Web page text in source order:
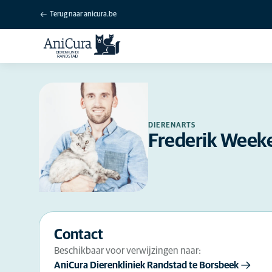
Terug naar anicura.be
DIERENARTS
Frederik
Contact
Beschikbaar voor verwijzingen naar:
AniCura Dierenkliniek Randstad te Borsbeek